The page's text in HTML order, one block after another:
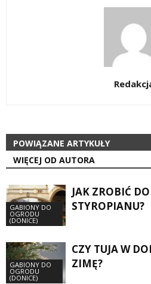
POWIĄZANE ARTYKUŁY
WIĘCEJ OD AUTORA
GABIONY DO
OGRODU
(DONICE)
JAK ZROBIĆ
STYROPIANU?
GABIONY DO
OGRODU
(DONICE)
CZY TUJA W
ZIMĘ?